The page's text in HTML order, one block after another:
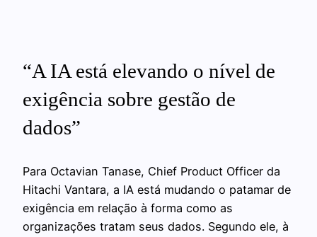
“A IA está elevando o nível de
exigência sobre gestão de
dados”
Para Octavian Tanase, Chief Product Officer da
Hitachi Vantara, a IA está mudando o patamar de
exigência em relação à forma como as
organizações tratam seus dados. Segundo ele, à